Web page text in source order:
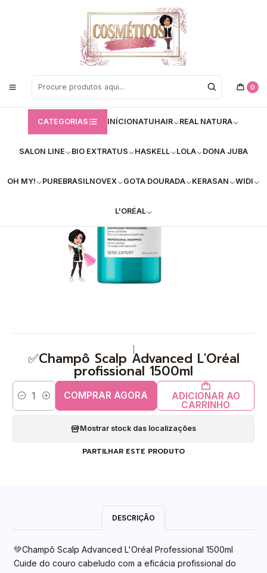
0
CATEGORIAS INÍCIONATUHAIR REAL NATURA
SALON LINE BIO EXTRATUS HASKELL LOLA DONA JUBA
OH MY! PUREBRASILNOVEX GOTA DOURADA KERASAN WIDI
L'ORÉAL
Bem vindos a Loja de Cosméticos Rosa!
✅Champô Scalp Advanced L'Oréal profissional 1500ml
✅Champô Scalp Advanced L'Oréal
profissional 1500ml
Quantidade ADICIONAR AO
CARRINHO
COMPRAR AGORA
Mostrar stock das localizações
PARTILHAR ESTE PRODUTO
DESCRIÇÃO
💚Champô Scalp Advanced L'Oréal Professional 1500ml
Cuide do couro cabeludo com a eficácia profissional do